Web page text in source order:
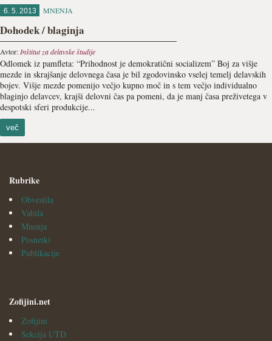
6. 5. 2013 MNENJA
Dohodek / blaginja
Avtor: Inštitut za delavske študije
Odlomek iz pamfleta: “Prihodnost je demokratični socializem” Boj za višje
mezde in skrajšanje delovnega časa je bil zgodovinsko vselej temelj delavskih
bojev. Višje mezde pomenijo večjo kupno moč in s tem večjo individualno
blaginjo delavcev, krajši delovni čas pa pomeni, da je manj časa preživetega v
despotski sferi produkcije...
več
Rubrike
Obvestila
Vabila
Mnenja
Posnetki
Publikacije
Zofijini.net
Zofijini
Sekcija UTD